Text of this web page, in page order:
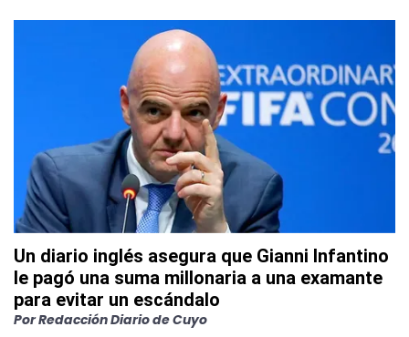
Un diario inglés asegura que Gianni Infantino
le pagó una suma millonaria a una examante
para evitar un escándalo
PorRedacción Diario de Cuyo